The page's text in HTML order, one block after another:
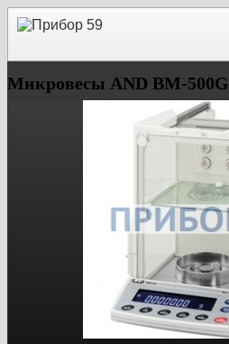
Микровесы AND BM-500G